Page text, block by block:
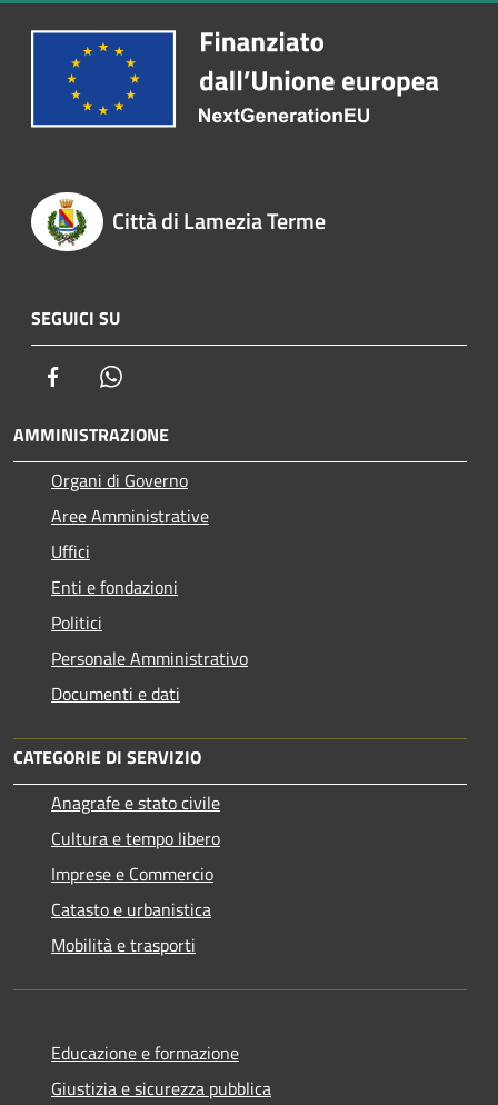
Città di Lamezia Terme
SEGUICI SU
Facebook
AMMINISTRAZIONE
Organi di Governo
Aree Amministrative
Uffici
Enti e fondazioni
Politici
Personale Amministrativo
Documenti e dati
CATEGORIE DI SERVIZIO
Anagrafe e stato civile
Cultura e tempo libero
Imprese e Commercio
Catasto e urbanistica
Mobilità e trasporti
Educazione e formazione
Giustizia e sicurezza pubblica